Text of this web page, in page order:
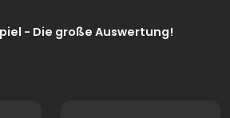
- Die große Auswertung!